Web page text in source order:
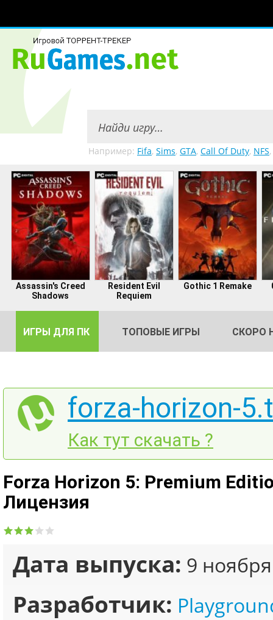
Например: Fifa, Sims, GTA, Call Of Duty, NFS,
Assassin's Creed
Shadows
Resident Evil
Requiem
Gothic 1 Remake
ИГРЫ ДЛЯ ПК ТОПОВЫЕ ИГРЫ СКОРО
forza-horizon-
Как тут скачать ?
Forza Horizon 5: Premium
Лицензия
Дата выпуска: 9
Разработчик: